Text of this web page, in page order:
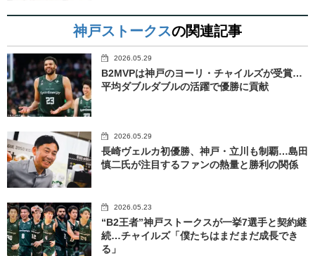
神戸ストークスの関連記事
2026.05.29
B2MVPは神戸のヨーリ・チャイルズが受賞…
平均ダブルダブルの活躍で優勝に貢献
2026.05.29
長崎ヴェルカ初優勝、神戸・立川も制覇…島田
慎二氏が注目するファンの熱量と勝利の関係
2026.05.23
“B2王者”神戸ストークスが一挙7選手と契約継
続…チャイルズ「僕たちはまだまだ成長でき
る」